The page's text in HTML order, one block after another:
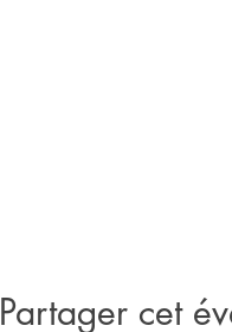
Partager cet